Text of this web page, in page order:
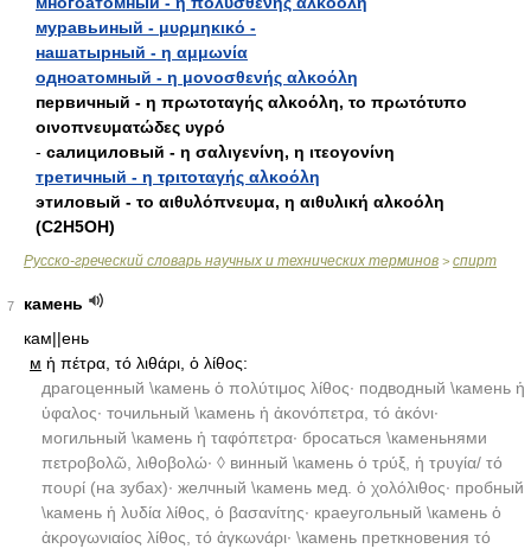
муравьиный - μυρμηκικό -
нашатырный - η αμμωνία
одноатомный - η μονοσθενής αλκοόλη
первичный - η πρωτοταγής αλκοόλη, το πρωτότυπο
οινοπνευματώδες υγρό
- салициловый - η σαλιγενίνη, η ιτεογονίνη
третичный - η τριτοταγής αλκοόλη
этиловый - το αιθυλόπνευμα, η αιθυλική αλκοόλη
(С2Н5ОН)
Русско-греческий словарь научных и технических терминов > спирт
7
камень
кам||ень
м ἡ πέτρα, τό λιθάρι, ὁ λίθος:
драгоценный \камень ὁ πολύτιμος λίθος· подводный \камень ἡ
ὑφαλος· точильный \камень ἡ ἀκονόπετρα, τό ἀκόνι·
могильный \камень ἡ ταφόπετρα· бросаться \каменьнями
πετροβολῶ, λιθοβολώ· ◊ винный \камень ὁ τρύξ, ἡ τρυγία/ τό
πουρί (на зубах)· желчный \камень мед. ὁ χολόλιθος· пробный
\камень ἡ λυδία λίθος, ὁ βασανίτης· краеугольный \камень ὁ
ἀκρογωνιαίος λίθος, τό ἀγκωνάρι· \камень преткновения τό